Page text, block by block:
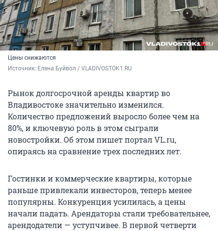
Цены снижаются
Источник: Елена Буйвол / VLADIVOSTOK1.RU
Рынок долгосрочной аренды квартир во
Владивостоке значительно изменился.
Количество предложений выросло более чем на
80%, и ключевую роль в этом сыграли
новостройки. Об этом пишет портал VL.ru,
опираясь на сравнение трех последних лет.
Гостинки и коммерческие квартиры, которые
раньше привлекали инвесторов, теперь менее
популярны. Конкуренция усилилась, а цены
начали падать. Арендаторы стали требовательнее,
арендодатели — уступчивее. В первой четверти